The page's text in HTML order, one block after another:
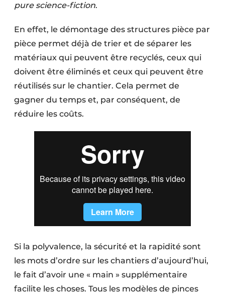
pure science-fiction.
En effet, le démontage des structures pièce par
pièce permet déjà de trier et de séparer les
matériaux qui peuvent être recyclés, ceux qui
doivent être éliminés et ceux qui peuvent être
réutilisés sur le chantier. Cela permet de
gagner du temps et, par conséquent, de
réduire les coûts.
Si la polyvalence, la sécurité et la rapidité sont
les mots d’ordre sur les chantiers d’aujourd’hui,
le fait d’avoir une « main » supplémentaire
facilite les choses. Tous les modèles de pinces